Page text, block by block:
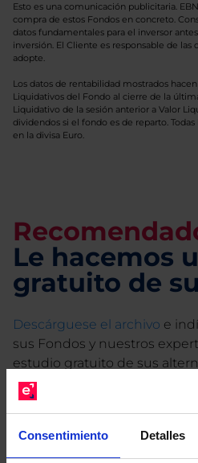
Consentimiento Detalles
Esto es una comunicación publicitaria.
compra de estos Fondos en concreto.
datos fundamentales para el inversor
inversión. El Cliente es responsable de las
adopte.
Los datos de rentabilidad mostrados
Liquidativos del Fondo al cierre de la
Liquidativo de la sesión anterior a Valor
dividendos si el fondo es de reparto.
en la divisa Euro.
Le hacemos
gratuito de
Descárguese el archivo e
sus Fondos y nuestros
estudio gratuito de sus
Limpias con las que podrá